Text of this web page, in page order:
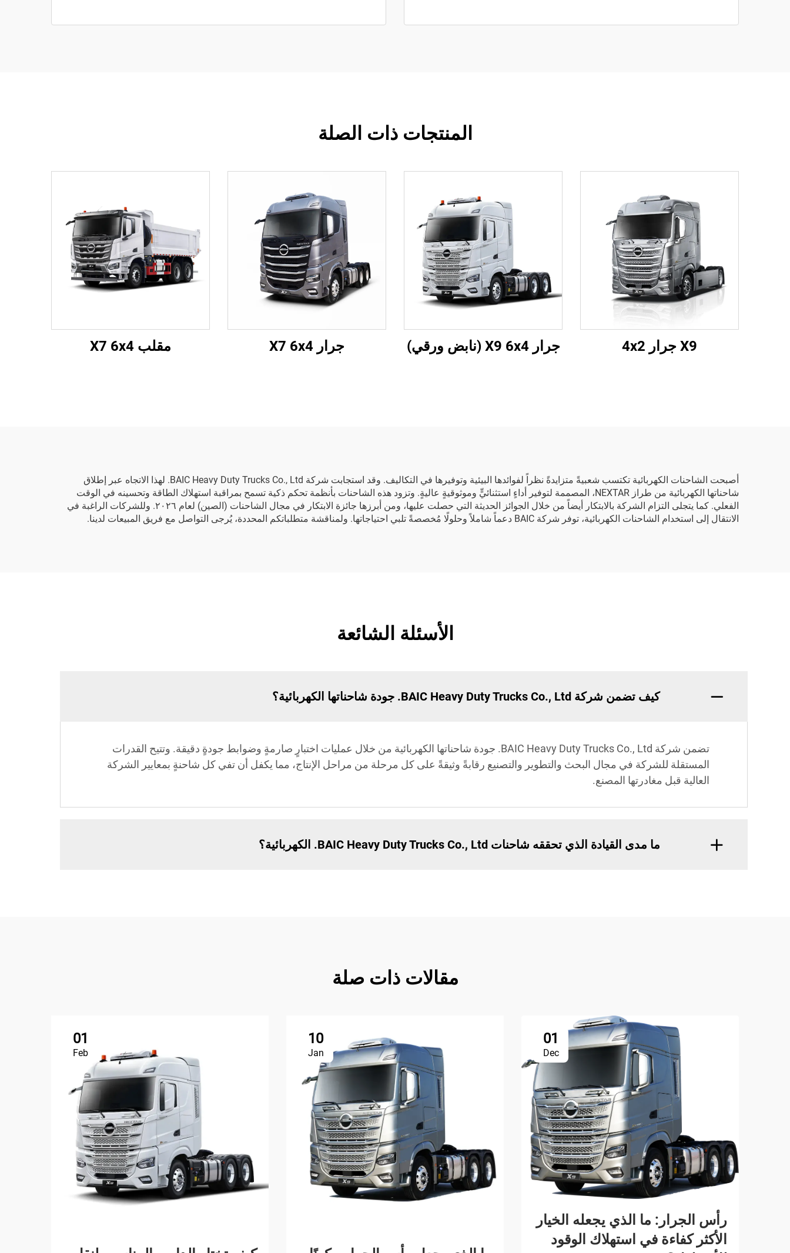
المنتجات ذات الصلة
X9 جرار 4x2 جرار X9 6x4 (نابض ورقي) جرار X7 6x4 مقلب X7 6x4
أصبحت الشاحنات الكهربائية تكتسب شعبيةً متزايدةً نظراً لفوائدها البيئية وتوفيرها في التكاليف. وقد استجابت شركة BAIC Heavy Duty Trucks Co., Ltd. لهذا الاتجاه عبر إطلاق
شاحناتها الكهربائية من طراز NEXTAR، المصممة لتوفير أداءٍ استثنائيٍّ وموثوقيةٍ عاليةٍ. وتزود هذه الشاحنات بأنظمة تحكم ذكية تسمح بمراقبة استهلاك الطاقة وتحسينه في الوقت
الفعلي. كما يتجلى التزام الشركة بالابتكار أيضاً من خلال الجوائز الحديثة التي حصلت عليها، ومن أبرزها جائزة الابتكار في مجال الشاحنات (الصين) لعام ٢٠٢٦. وللشركات الراغبة في
الانتقال إلى استخدام الشاحنات الكهربائية، توفر شركة BAIC دعماً شاملاً وحلولًا مُخصصةً تلبي احتياجاتها. ولمناقشة متطلباتكم المحددة، يُرجى التواصل مع فريق المبيعات لدينا.
الأسئلة الشائعة
كيف تضمن شركة BAIC Heavy Duty Trucks Co., Ltd. جودة شاحناتها الكهربائية؟
تضمن شركة BAIC Heavy Duty Trucks Co., Ltd. جودة شاحناتها الكهربائية من خلال عمليات اختبارٍ صارمةٍ وضوابط جودةٍ دقيقة. وتتيح القدرات
المستقلة للشركة في مجال البحث والتطوير والتصنيع رقابةً وثيقةً على كل مرحلة من مراحل الإنتاج، مما يكفل أن تفي كل شاحنةٍ بمعايير الشركة
العالية قبل مغادرتها المصنع.
ما مدى القيادة الذي تحققه شاحنات BAIC Heavy Duty Trucks Co., Ltd. الكهربائية؟
مقالات ذات صلة
01
Dec
رأس الجرار: ما الذي يجعله الخيار
الأكثر كفاءة في استهلاك الوقود
10
Jan
01
Feb